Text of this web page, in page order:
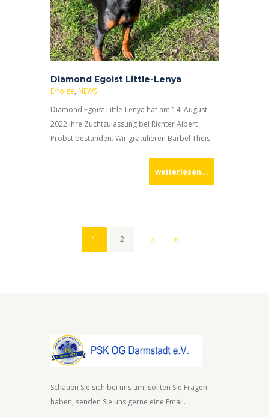
Diamond Egoist Little-Lenya
Erfolge, NEWS
Diamond Egoist Little-Lenya hat am 14. August
2022 ihre Zuchtzulassung bei Richter Albert
Probst bestanden. Wir gratulieren Bärbel Theis
weiterlesen...
1 2
Schauen Sie sich bei uns um, sollten SIe Fragen
haben, senden Sie uns gerne eine Email.